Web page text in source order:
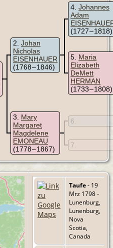
2 Johan
Nicholas
EISENHAUER
(1768 – 1846)
4 Johannes
Adam
(1727 – 1818)
5 Maria
Elizabeth
DeMett
HERMAN
(1733 – 1808)
3
Mary
Margaret
Magdelene
EMONEAU
(1778 – 1867)
6
7
Taufe- 19
Mrz 1798 -
Lunenburg,
Lunenburg,
Nova
Scotia,
Canada